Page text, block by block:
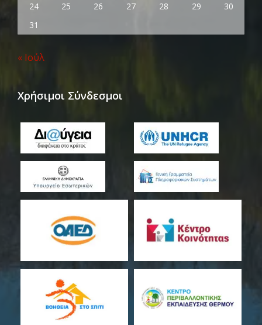
24
25 26 27 28 29
30
31
« Ιούλ
Χρήσιμοι Σύνδεσμοι